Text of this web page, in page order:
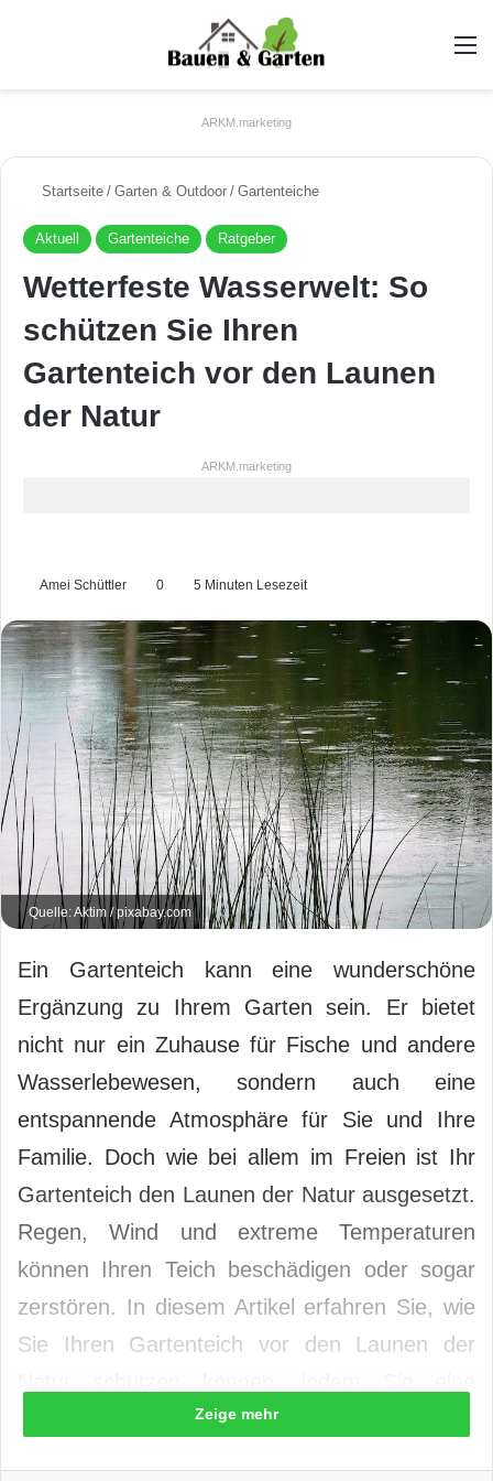
ARKM.marketing
Startseite / Garten & Outdoor / Gartenteiche
Aktuell Gartenteiche Ratgeber
Wetterfeste Wasserwelt: So
schützen Sie Ihren
Gartenteich vor den Launen
der Natur
ARKM.marketing
Amei Schüttler 0 5 Minuten Lesezeit
Quelle: Aktim / pixabay.com
Ein Gartenteich kann eine wunderschöne
Ergänzung zu Ihrem Garten sein. Er bietet
nicht nur ein Zuhause für Fische und andere
Wasserlebewesen, sondern auch eine
entspannende Atmosphäre für Sie und Ihre
Familie. Doch wie bei allem im Freien ist Ihr
Gartenteich den Launen der Natur ausgesetzt.
Regen, Wind und extreme Temperaturen
können Ihren Teich beschädigen oder sogar
zerstören. In diesem Artikel erfahren Sie, wie
Sie Ihren Gartenteich vor den Launen der
wetterfeste Wasserwelt schaffen.
Zeige mehr